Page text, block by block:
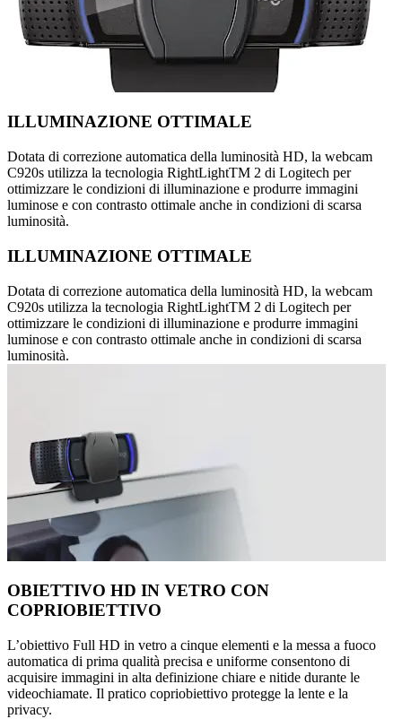
ILLUMINAZIONE OTTIMALE
Dotata di correzione automatica della luminosità HD, la webcam
C920s utilizza la tecnologia RightLightTM 2 di Logitech per
ottimizzare le condizioni di illuminazione e produrre immagini
luminose e con contrasto ottimale anche in condizioni di scarsa
luminosità.
ILLUMINAZIONE OTTIMALE
Dotata di correzione automatica della luminosità HD, la webcam
C920s utilizza la tecnologia RightLightTM 2 di Logitech per
ottimizzare le condizioni di illuminazione e produrre immagini
luminose e con contrasto ottimale anche in condizioni di scarsa
luminosità.
OBIETTIVO HD IN VETRO CON
COPRIOBIETTIVO
L’obiettivo Full HD in vetro a cinque elementi e la messa a fuoco
automatica di prima qualità precisa e uniforme consentono di
acquisire immagini in alta definizione chiare e nitide durante le
videochiamate. Il pratico copriobiettivo protegge la lente e la
privacy.